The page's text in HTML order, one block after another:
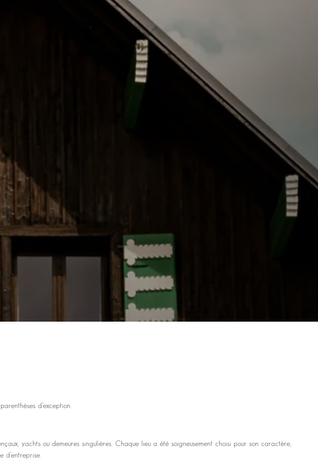
d’exception.
yachts ou demeures singulières. Chaque lieu a été soigneusement choisi pour son caractère,
d’entreprise.